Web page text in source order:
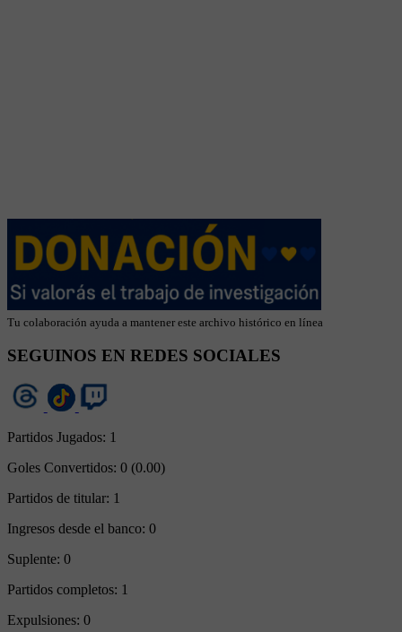
Tu colaboración ayuda a mantener este archivo histórico en línea
SEGUINOS EN REDES SOCIALES
Partidos Jugados: 1
Goles Convertidos: 0 (0.00)
Partidos de titular: 1
Ingresos desde el banco: 0
Suplente: 0
Partidos completos: 1
Expulsiones: 0